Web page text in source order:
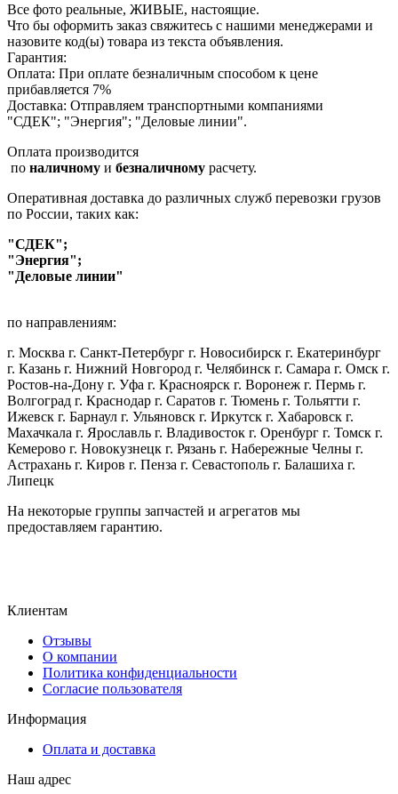
Все фото реальные, ЖИВЫЕ, настоящие.
Что бы оформить заказ свяжитесь с нашими менеджерами и
назовите код(ы) товара из текста объявления.
Гарантия:
Оплата: При оплате безналичным способом к цене
прибавляется 7%
Доставка: Отправляем транспортными компаниями
"СДЕК"; "Энергия"; "Деловые линии".
Оплата производится
по наличному и безналичному расчету.
Оперативная доставка до различных служб перевозки грузов
по России, таких как:
"СДЕК";
"Энергия";
"Деловые линии"
по направлениям:
г. Москва г. Санкт-Петербург г. Новосибирск г. Екатеринбург
г. Казань г. Нижний Новгород г. Челябинск г. Самара г. Омск г.
Ростов-на-Дону г. Уфа г. Красноярск г. Воронеж г. Пермь г.
Волгоград г. Краснодар г. Саратов г. Тюмень г. Тольятти г.
Ижевск г. Барнаул г. Ульяновск г. Иркутск г. Хабаровск г.
Махачкала г. Ярославль г. Владивосток г. Оренбург г. Томск г.
Кемерово г. Новокузнецк г. Рязань г. Набережные Челны г.
Астрахань г. Киров г. Пенза г. Севастополь г. Балашиха г.
Липецк
На некоторые группы запчастей и агрегатов мы
предоставляем гарантию.
Клиентам
Отзывы
О компании
Политика конфиденциальности
Согласие пользователя
Информация
Оплата и доставка
Наш адрес